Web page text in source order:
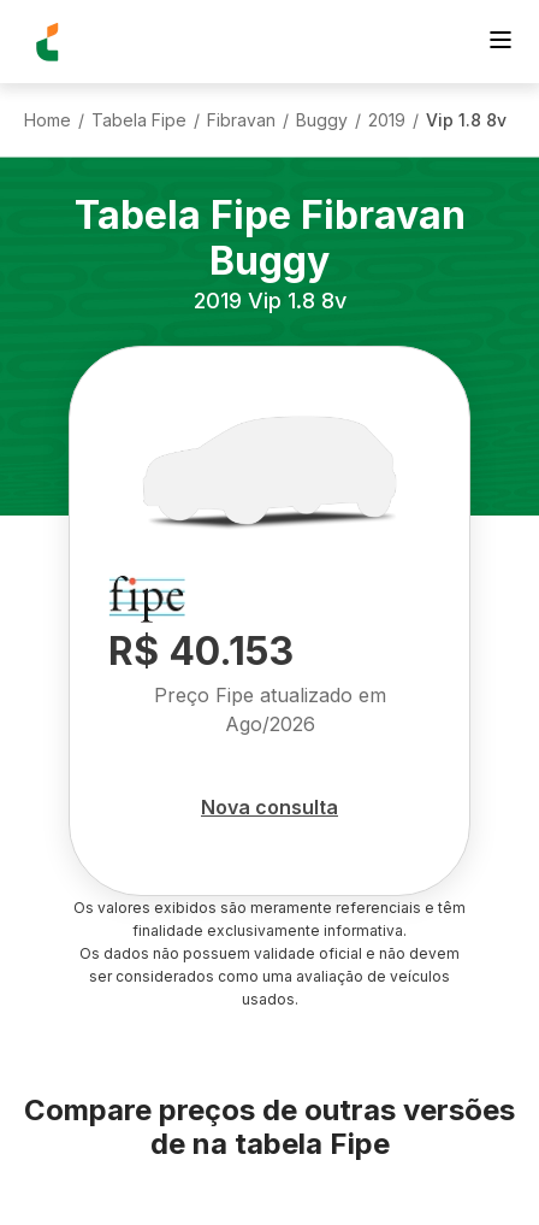
Home / Tabela Fipe / Fibravan / Buggy / 2019 / Vip 1.8 8v
Tabela Fipe Fibravan
Buggy
2019 Vip 1.8 8v
R$ 40.153
Preço Fipe atualizado em
Ago/2026
Nova consulta
Os valores exibidos são meramente referenciais e têm
finalidade exclusivamente informativa.
Os dados não possuem validade oficial e não devem
ser considerados como uma avaliação de veículos
usados.
Compare preços de outras versões
de na tabela Fipe